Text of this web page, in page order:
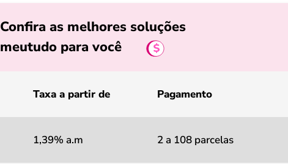
Confira as melhores soluções
meutudo para você
Taxa a partir de Pagamento
1,39% a.m 2 a 108 parcelas